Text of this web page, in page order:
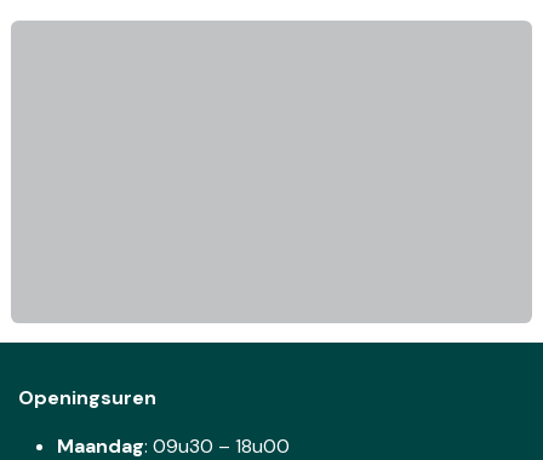
Openingsuren
Maandag: 09u30 – 18u00